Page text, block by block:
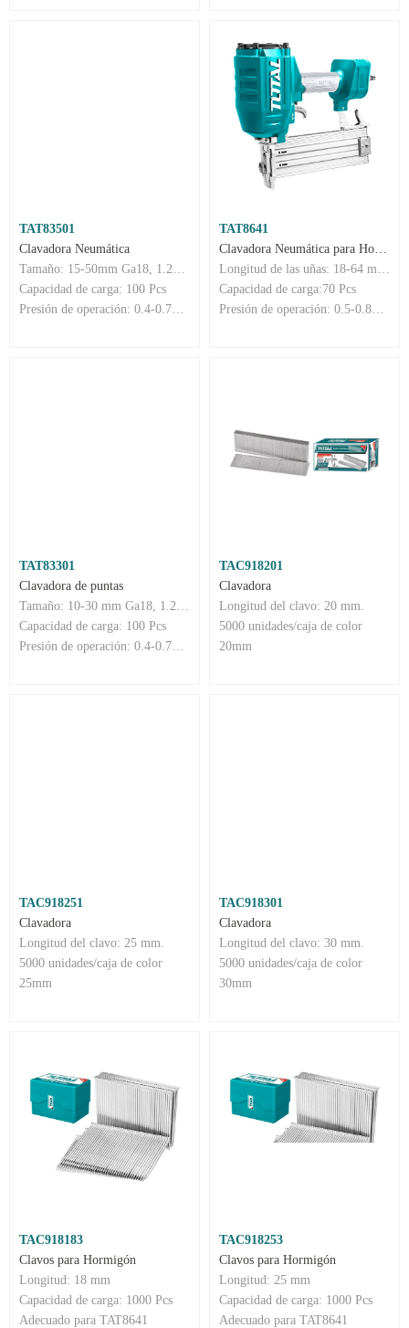
TAT83501
Clavadora Neumática
Tamaño: 15-50mm Ga18, 1.25x1.00 mm
Capacidad de carga: 100 Pcs
Presión de operación: 0.4-0.7Mpa (60-100 Psi)
TAT8641
Clavadora Neumática para Hormigón
Longitud de las uñas: 18-64 mm Diámetro de las uñas: φ2.2mm
Capacidad de carga:70 Pcs
Presión de operación: 0.5-0.8Mpa (75-116 Psi)
TAT83301
Clavadora de puntas
Tamaño: 10-30 mm Ga18, 1.25x1.00 mm
Capacidad de carga: 100 Pcs
Presión de operación: 0.4-0.7Mpa (60-100 Psi)
TAC918201
Clavadora
Longitud del clavo: 20 mm.
5000 unidades/caja de color
20mm
TAC918251
Clavadora
Longitud del clavo: 25 mm.
5000 unidades/caja de color
25mm
TAC918301
Clavadora
Longitud del clavo: 30 mm.
5000 unidades/caja de color
30mm
TAC918183
Clavos para Hormigón
Longitud: 18 mm
Capacidad de carga: 1000 Pcs
Adecuado para TAT8641
TAC918253
Clavos para Hormigón
Longitud: 25 mm
Capacidad de carga: 1000 Pcs
Adecuado para TAT8641